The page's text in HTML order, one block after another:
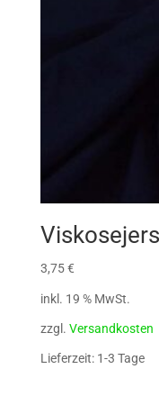
3,75€
inkl. 19 % MwSt.
zzgl. Versandkosten
Lieferzeit: 1-3 Tage